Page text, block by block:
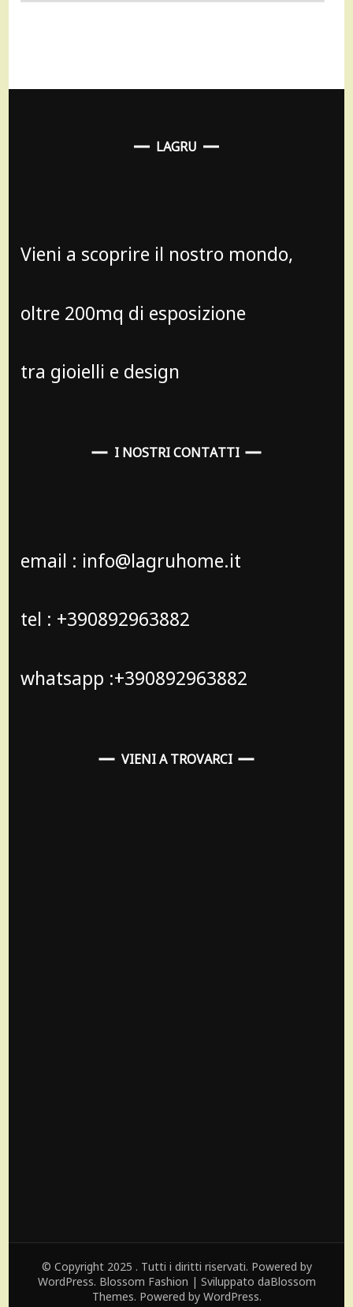
LAGRU
Vieni a scoprire il nostro mondo,
oltre 200mq di esposizione
tra gioielli e design
I NOSTRI CONTATTI
email : info@lagruhome.it
tel : +390892963882
whatsapp :+390892963882
VIENI A TROVARCI
© Copyright 2025 . Tutti i diritti riservati. Powered by
WordPress. Blossom Fashion | Sviluppato daBlossom
Themes. Powered by WordPress.